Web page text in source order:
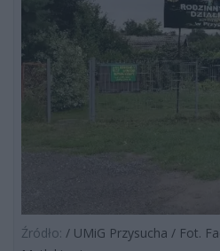
Źródło: / UMiG Przysucha / Fot.